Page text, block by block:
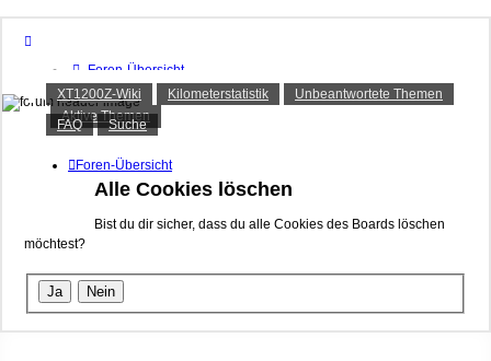
Foren-Übersicht
FAQ
Suche
Unbeantwortete Themen
Anmelden
XT1200Z-Wiki Kilometerstatistik
Unbeantwortete Themen
Aktive Themen
XT1200Z-Forum
Alles rund um die Yamaha XT1200Z Super Ténéré
FAQ Suche
Foren-Übersicht
Alle Cookies löschen
Bist du dir sicher, dass du alle Cookies des Boards löschen
möchtest?